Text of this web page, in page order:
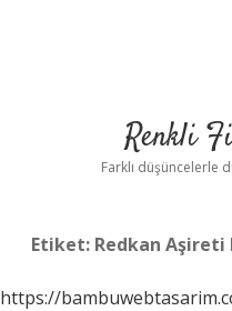
Renkli
Farklı düşüncelerle
Etiket: Redkan
https://